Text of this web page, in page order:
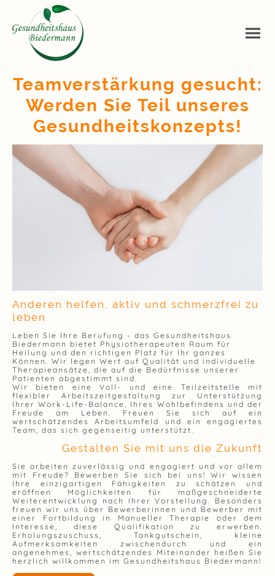
Teamverstärkung gesucht:
Werden Sie Teil unseres
Gesundheitskonzepts!
Anderen helfen, aktiv und schmerzfrei zu
leben
Leben Sie Ihre Berufung - das Gesundheitshaus
Biedermann bietet Physiotherapeuten Raum für
Heilung und den richtigen Platz für Ihr ganzes
Können. Wir legen Wert auf Qualität und individuelle
Therapieansätze, die auf die Bedürfnisse unserer
Patienten abgestimmt sind.
Wir bieten eine Voll- und eine Teilzeitstelle mit
flexibler Arbeitszeitgestaltung zur Unterstützung
Ihrer Work-Life-Balance, Ihres Wohlbefindens und der
Freude am Leben. Freuen Sie sich auf ein
wertschätzendes Arbeitsumfeld und ein engagiertes
Team, das sich gegenseitig unterstützt.
Gestalten Sie mit uns die Zukunft
Sie arbeiten zuverlässig und engagiert und vor allem
mit Freude? Bewerben Sie sich bei uns! Wir wissen
Ihre einzigartigen Fähigkeiten zu schätzen und
eröffnen Möglichkeiten für maßgeschneiderte
Weiterentwicklung nach Ihrer Vorstellung. Besonders
freuen wir uns über Bewerberinnen und Bewerber mit
einer Fortbildung in Manueller Therapie oder dem
Interesse, diese Qualifikation zu erwerben.
Erholungszuschuss, Tankgutschein, kleine
Aufmerksamkeiten zwischendurch und ein
angenehmes, wertschätzendes Miteinander heißen Sie
herzlich willkommen im Gesundheitshaus Biedermann!